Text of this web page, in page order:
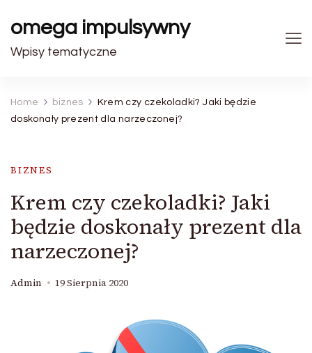
omega impulsywny
Wpisy tematyczne
Home biznes
Krem czy czekoladki? Jaki będzie
doskonały prezent dla narzeczonej?
BIZNES
Krem czy czekoladki? Jaki
będzie doskonały prezent dla
narzeczonej?
Admin 19 Sierpnia 2020